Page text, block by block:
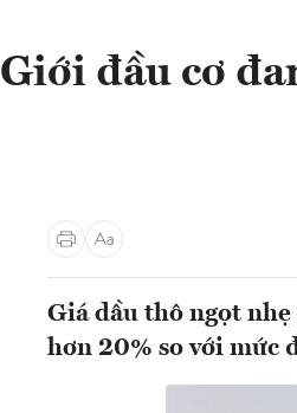
Giới đầu cơ
Giá dầu thô ngọt
hơn 20% so với mức